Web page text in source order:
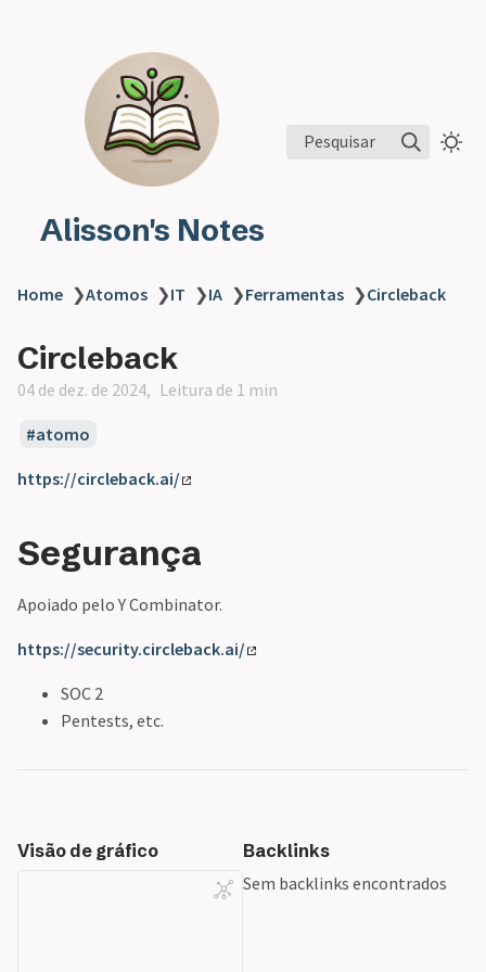
Alisson's Notes
Pesquisar
Home ❯Atomos ❯IT ❯IA ❯Ferramentas ❯Circleback
Circleback
04 de dez. de 2024 Leitura de 1 min
atomo
https://circleback.ai/
Segurança
Apoiado pelo Y Combinator.
https://security.circleback.ai/
SOC 2
Pentests, etc.
Visão de gráfico
Backlinks
Sem backlinks encontrados